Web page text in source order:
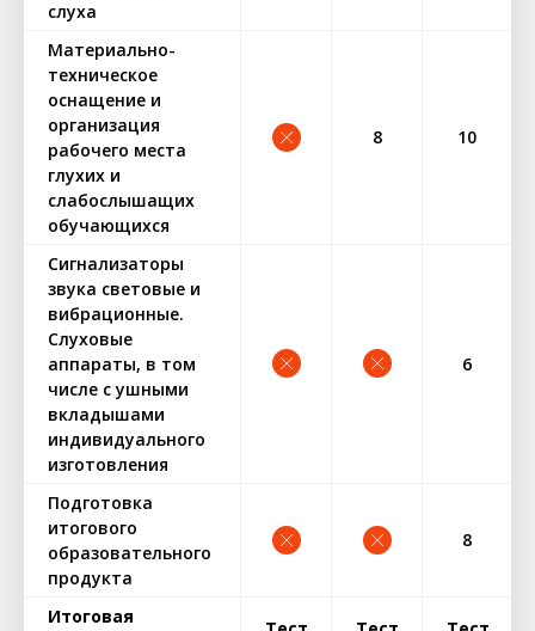
слуха
Материально-
техническое
оснащение и
организация
рабочего места
глухих и
слабослышащих
обучающихся
8 10
Сигнализаторы
звука световые и
вибрационные.
Слуховые
аппараты, в том
числе с ушными
вкладышами
индивидуального
изготовления
6
Подготовка
итогового
образовательного
продукта
8
Итоговая